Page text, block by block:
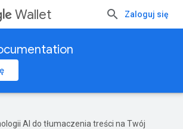
Wallet Zaloguj się
AI do tłumaczenia treści na Twój